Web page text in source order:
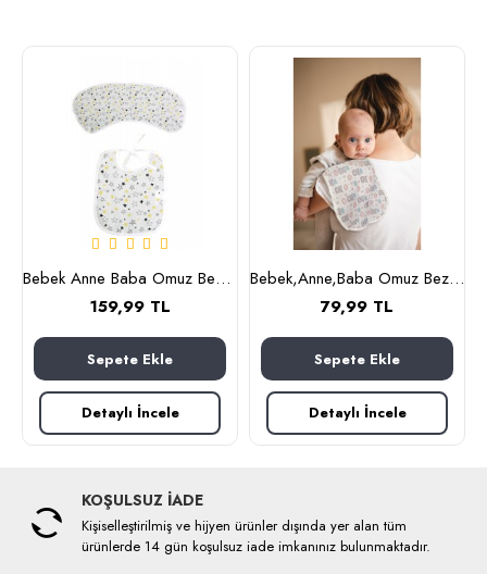
Bebek Anne Baba Omuz Bezi ve Mama Önlüğü, İkili Set, OEKO-TEX sertifikalı, Burpy Bip Organic Cloth YILDIZ Desenli Feeding Cloth%100 Pamuk Multi-Use Burp Cloth Bib 67x28 cm
159,99 TL
Sepete Ekle
Detaylı İncele
Bebek,Anne,Baba Omuz Bezi ve Mama Önlüğü, İkili Set, OEKO-TEX sertifikalı, Burpy Bip Organic Cloth KRAL AYI Desenli Feeding Cloth%100 Pamuk Multi-Use Burp Cloth and Bib 67x28 cm
79,99 TL
Sepete Ekle
Detaylı İncele
KOŞULSUZ İADE
Kişiselleştirilmiş ve hijyen ürünler dışında yer alan tüm
ürünlerde 14 gün koşulsuz iade imkanınız bulunmaktadır.